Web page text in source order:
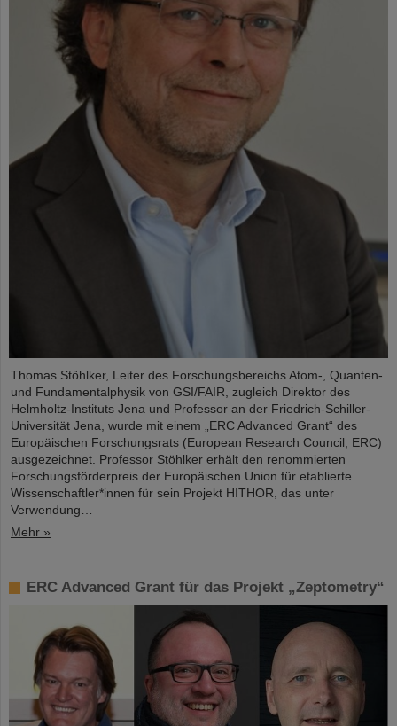
Thomas Stöhlker, Leiter des Forschungsbereichs Atom-, Quanten-
und Fundamentalphysik von GSI/FAIR, zugleich Direktor des
Helmholtz-Instituts Jena und Professor an der Friedrich-Schiller-
Universität Jena, wurde mit einem „ERC Advanced Grant“ des
Europäischen Forschungsrats (European Research Council, ERC)
ausgezeichnet. Professor Stöhlker erhält den renommierten
Forschungsförderpreis der Europäischen Union für etablierte
Wissenschaftler*innen für sein Projekt HITHOR, das unter
Verwendung…
Mehr »
ERC Advanced Grant für das Projekt „Zeptometry“